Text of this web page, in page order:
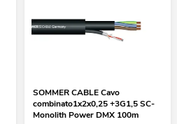
SOMMER CABLE Cavo
combinato1x2x0,25 +3G1,5 SC-
Monolith Power DMX 100m